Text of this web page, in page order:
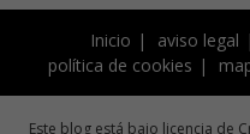
Inicio aviso legal
política de cookies
Este blog está bajo licencia de